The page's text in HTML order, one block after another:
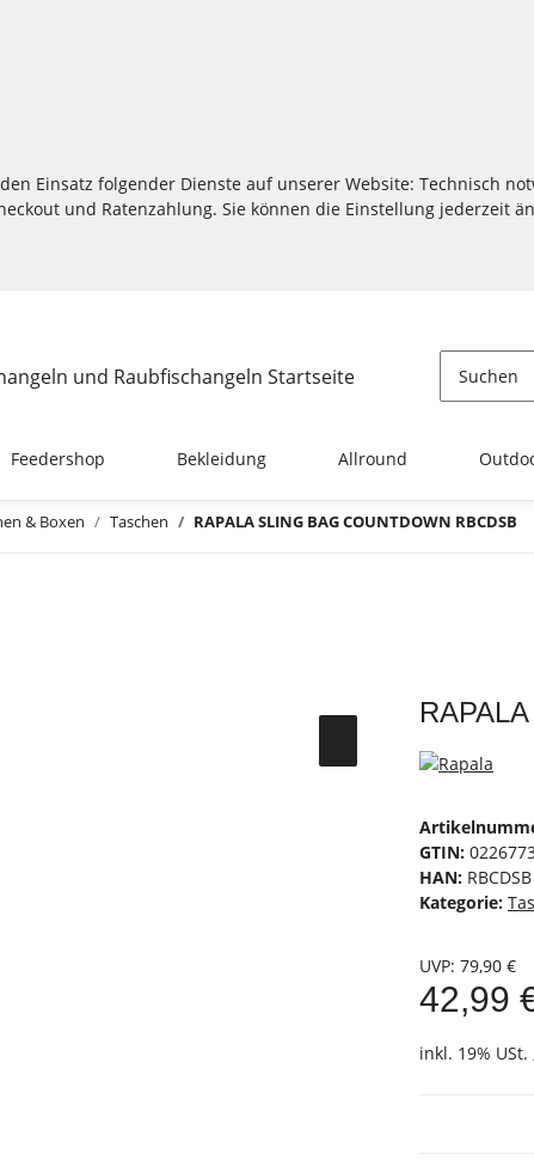
Einsatz folgender Dienste auf unserer Website: Technisch
und Ratenzahlung. Sie können die Einstellung
Feedershop Bekleidung Allround
& Boxen Taschen RAPALA SLING BAG COUNTDOWN RBCDSB
GTIN:
HAN: RBCDSB
Kategorie:
UVP: 79,90 €
42,99
inkl. 19% USt.